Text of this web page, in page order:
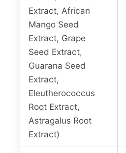
Extract, African
Mango Seed
Extract, Grape
Seed Extract,
Guarana Seed
Extract,
Eleutherococcus
Root Extract,
Astragalus Root
Extract)